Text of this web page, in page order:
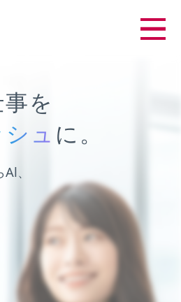
シュ
を
ュ に。
、